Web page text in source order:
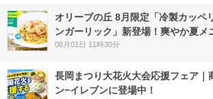
オリーブの丘 8月限定「冷製カッペ
ンガーリック」新登場！爽やか夏メ
08月01日 11時30分
長岡まつり大花火大会応援フェア｜
ン−イレブンに登場中！